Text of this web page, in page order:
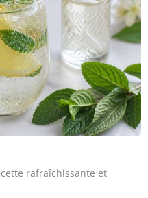
rafraîchissante et